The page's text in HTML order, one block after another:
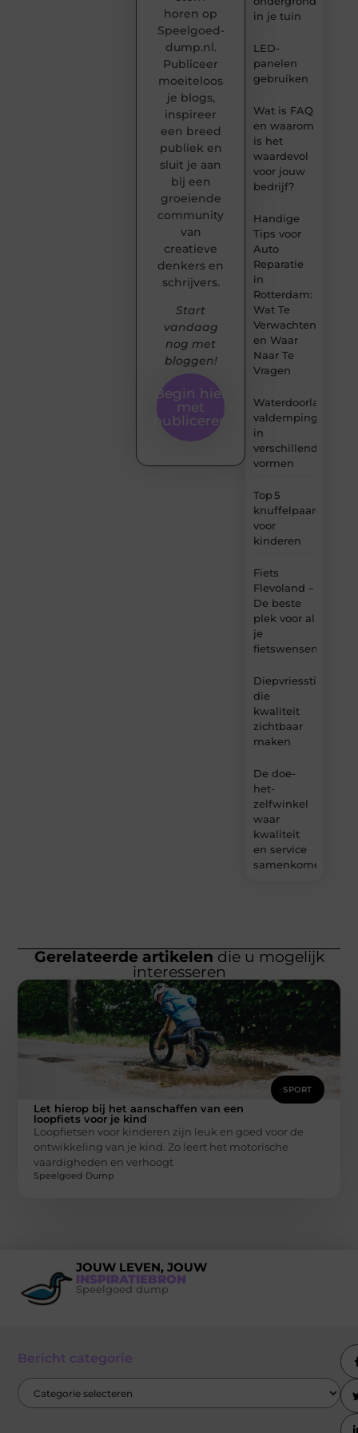
in je tuin
LED-
panelen
gebruiken
Wat is FAQ
en waarom
is het
waardevol
voor jouw
bedrijf?
Handige
Tips voor
Auto
Reparatie
in
Rotterdam:
Wat Te
Verwachten
en Waar
Naar Te
Vragen
Waterdoorlatende
valdemping
in
verschillende
vormen
Top 5
voor
kinderen
Fiets
Flevoland –
De beste
plek voor al
je
fietswensen
Diepvriesstickers
die
kwaliteit
zichtbaar
maken
De doe-
het-
zelfwinkel
waar
kwaliteit
en service
samenkomen
horen op
Speelgoed-
dump.nl.
Publiceer
moeiteloos
je blogs,
inspireer
een breed
publiek en
sluit je aan
bij een
groeiende
community
van
creatieve
denkers en
schrijvers.
Start
vandaag
nog met
bloggen!
Begin hier
met
publiceren
Gerelateerde artikelen die u mogelijk
interesseren
SPORT
Let hierop bij het aanschaffen van een
loopfiets voor je kind
Loopfietsen voor kinderen zijn leuk en goed voor de
ontwikkeling van je kind. Zo leert het motorische
vaardigheden en verhoogt
Speelgoed Dump
JOUW LEVEN, JOUW
INSPIRATIEBRON
Speelgoed dump
Bericht categorie